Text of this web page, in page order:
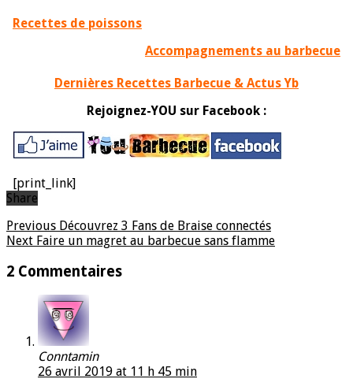
Recettes de poissons
Accompagnements au barbecue
Dernières Recettes Barbecue & Actus Yb
Rejoignez-YOU sur Facebook :
[print_link]
Share
Previous Découvrez 3 Fans de Braise connectés
Next Faire un magret au barbecue sans flamme
2 Commentaires
Conntamin
26 avril 2019 at 11 h 45 min